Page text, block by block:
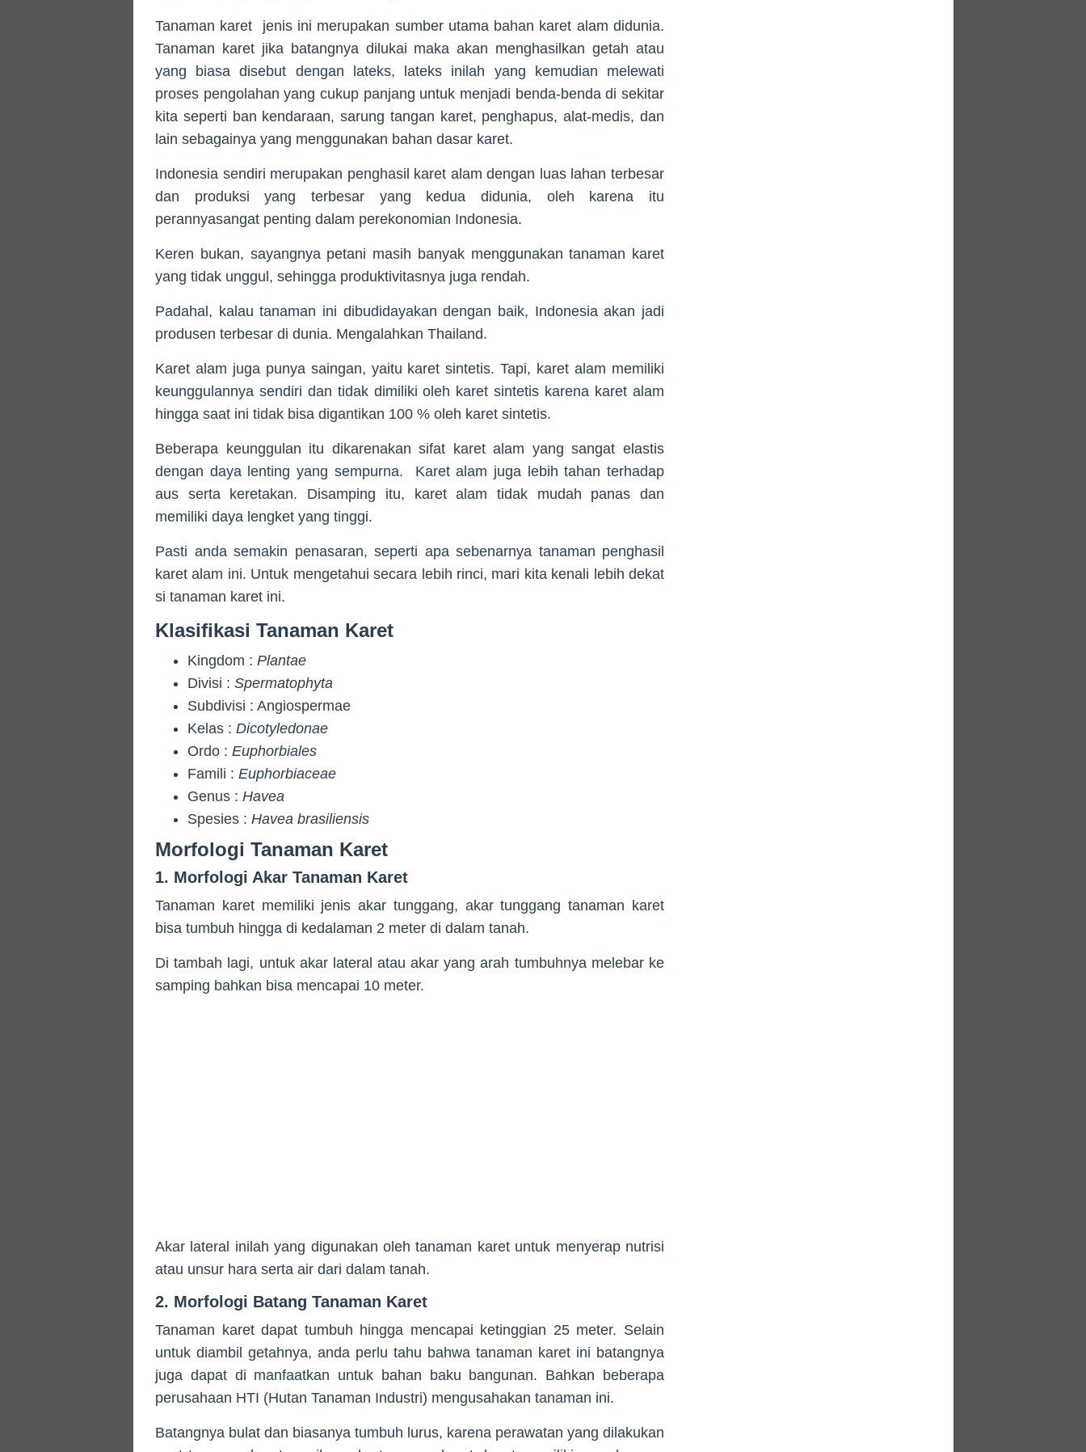
Tanaman karet jenis ini merupakan sumber utama bahan karet alam didunia.
Tanaman karet jika batangnya dilukai maka akan menghasilkan getah atau
yang biasa disebut dengan lateks, lateks inilah yang kemudian melewati
proses pengolahan yang cukup panjang untuk menjadi benda-benda di sekitar
kita seperti ban kendaraan, sarung tangan karet, penghapus, alat-medis, dan
lain sebagainya yang menggunakan bahan dasar karet.
Indonesia sendiri merupakan penghasil karet alam dengan luas lahan terbesar
dan produksi yang terbesar yang kedua didunia, oleh karena itu
perannyasangat penting dalam perekonomian Indonesia.
Keren bukan, sayangnya petani masih banyak menggunakan tanaman karet
yang tidak unggul, sehingga produktivitasnya juga rendah.
Padahal, kalau tanaman ini dibudidayakan dengan baik, Indonesia akan jadi
produsen terbesar di dunia. Mengalahkan Thailand.
Karet alam juga punya saingan, yaitu karet sintetis. Tapi, karet alam memiliki
keunggulannya sendiri dan tidak dimiliki oleh karet sintetis karena karet alam
hingga saat ini tidak bisa digantikan 100 % oleh karet sintetis.
Beberapa keunggulan itu dikarenakan sifat karet alam yang sangat elastis
dengan daya lenting yang sempurna. Karet alam juga lebih tahan terhadap
aus serta keretakan. Disamping itu, karet alam tidak mudah panas dan
memiliki daya lengket yang tinggi.
Pasti anda semakin penasaran, seperti apa sebenarnya tanaman penghasil
karet alam ini. Untuk mengetahui secara lebih rinci, mari kita kenali lebih dekat
si tanaman karet ini.
Klasifikasi Tanaman Karet
Kingdom : Plantae
Divisi : Spermatophyta
Subdivisi : Angiospermae
Kelas : Dicotyledonae
Ordo : Euphorbiales
Famili : Euphorbiaceae
Genus : Havea
Spesies : Havea brasiliensis
Morfologi Tanaman Karet
1. Morfologi Akar Tanaman Karet
Tanaman karet memiliki jenis akar tunggang, akar tunggang tanaman karet
bisa tumbuh hingga di kedalaman 2 meter di dalam tanah.
Di tambah lagi, untuk akar lateral atau akar yang arah tumbuhnya melebar ke
samping bahkan bisa mencapai 10 meter.
Akar lateral inilah yang digunakan oleh tanaman karet untuk menyerap nutrisi
atau unsur hara serta air dari dalam tanah.
2. Morfologi Batang Tanaman Karet
Tanaman karet dapat tumbuh hingga mencapai ketinggian 25 meter. Selain
untuk diambil getahnya, anda perlu tahu bahwa tanaman karet ini batangnya
juga dapat di manfaatkan untuk bahan baku bangunan. Bahkan beberapa
perusahaan HTI (Hutan Tanaman Industri) mengusahakan tanaman ini.
Batangnya bulat dan biasanya tumbuh lurus, karena perawatan yang dilakukan